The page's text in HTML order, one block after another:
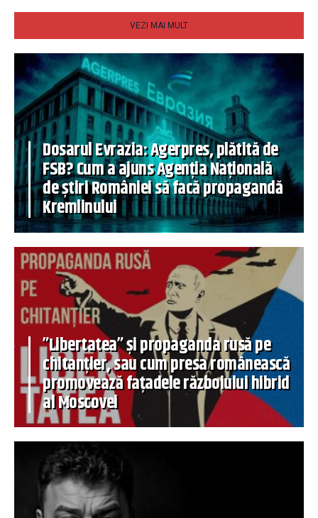
VEZI MAI MULT
Dosarul Evrazia: Agerpres, plătită de
FSB? Cum a ajuns Agenția Națională
de știri României să facă propagandă
Kremlinului
”Libertatea” și propaganda rusă pe
chitanțier, sau cum presa românească
promovează fațadele războiului hibrid
al Moscovei